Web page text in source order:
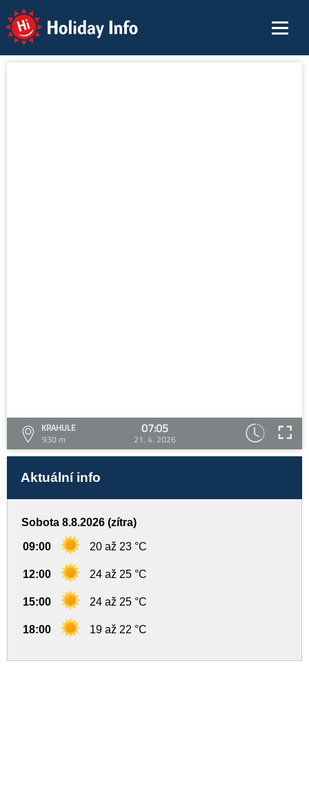
Holiday Info
KRAHULE
930 m
07:05
21. 4. 2026
Aktuální info
Sobota 8.8.2026 (zítra)
09:00 20 až 23 °C
12:00 24 až 25 °C
15:00 24 až 25 °C
18:00 19 až 22 °C